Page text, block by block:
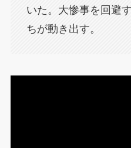
いた。大惨事を回避
ちが動き出す。